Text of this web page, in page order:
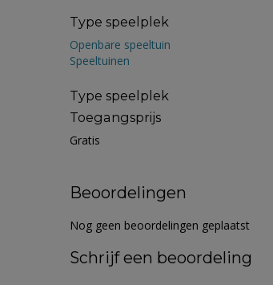
Type speelplek
Openbare speeltuin
Speeltuinen
Type speelplek
Toegangsprijs
Gratis
Beoordelingen
Nog geen beoordelingen geplaatst
Schrijf een beoordeling